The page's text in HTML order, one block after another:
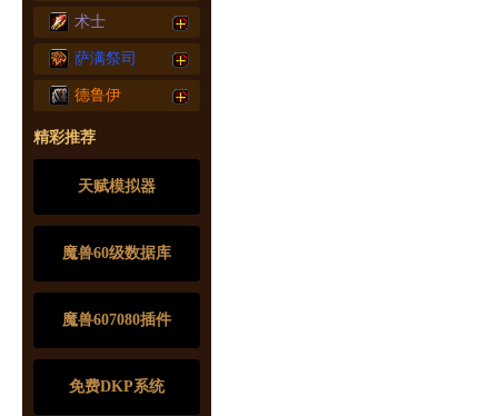
术士
萨满祭司
德鲁伊
精彩推荐
天赋模拟器
魔兽60级数据库
魔兽607080插件
免费DKP系统